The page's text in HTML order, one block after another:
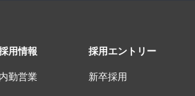
用情報
勤営業
採用エントリー
新卒採用